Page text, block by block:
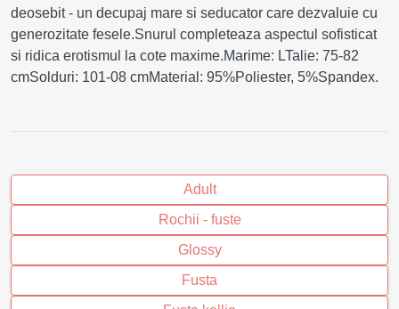
deosebit - un decupaj mare si seducator care dezvaluie cu
generozitate fesele.Snurul completeaza aspectul sofisticat
si ridica erotismul la cote maxime.Marime: LTalie: 75-82
cmSolduri: 101-08 cmMaterial: 95%Poliester, 5%Spandex.
Adult
Rochii - fuste
Glossy
Fusta